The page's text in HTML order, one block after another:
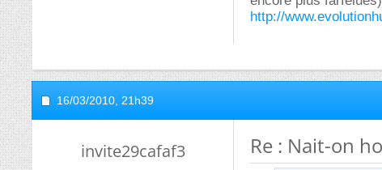
http://
16/03/2010, 21h39
invite29cafaf3 Re : Nait-on